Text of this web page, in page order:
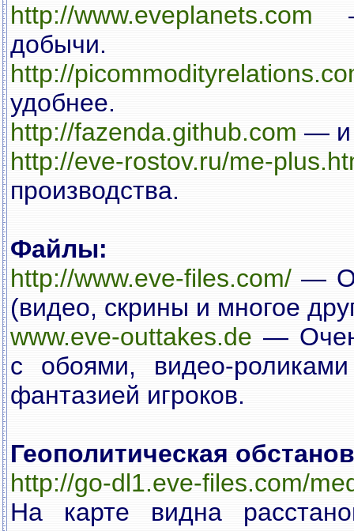
http://www.eveplanets.com —
добычи.
http://
удобнее.
http://fazenda.github.com — и
http://eve-rostov.ru/me-
производства.
Файлы:
http://www.eve-files.com/ —
(видео, скрины и многое
www.eve-outtakes.de —
с обоями, видео-
фантазией игроков.
Геополитическая
http://go-dl1.eve-files.com/
На карте видна